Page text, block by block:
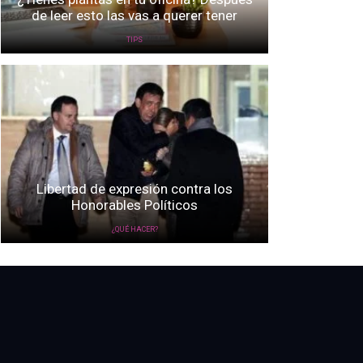
de leer esto las vas a querer tener
TIPS
Libertad de expresión contra los
Honorables Políticos
¿QUÉ HACER?